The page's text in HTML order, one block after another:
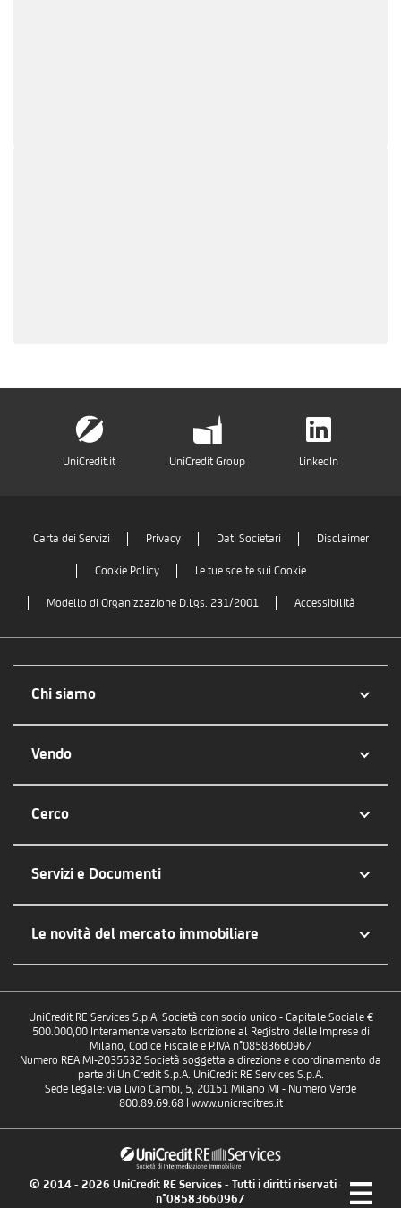
UniCredit.it UniCredit Group LinkedIn
Carta dei Servizi Privacy Dati Societari Disclaimer
Cookie Policy Le tue scelte sui Cookie
Modello di Organizzazione D.Lgs. 231/2001 Accessibilità
Chi siamo
Vendo
Cerco
Servizi e Documenti
Le novità del mercato immobiliare
UniCredit RE Services S.p.A. Società con socio unico - Capitale Sociale €
500.000,00 Interamente versato Iscrizione al Registro delle Imprese di
Milano, Codice Fiscale e P.IVA n°08583660967
Numero REA MI-2035532 Società soggetta a direzione e coordinamento da
parte di UniCredit S.p.A. UniCredit RE Services S.p.A.
Sede Legale: via Livio Cambi, 5, 20151 Milano MI - Numero Verde
800.89.69.68 | www.unicreditres.it
© 2014 - 2026 UniCredit RE Services - Tutti i diritti riservati - P.IVA
n°08583660967